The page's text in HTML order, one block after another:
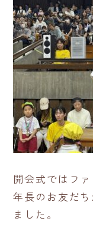
開会式ではフ
年長のお友だ
ました。